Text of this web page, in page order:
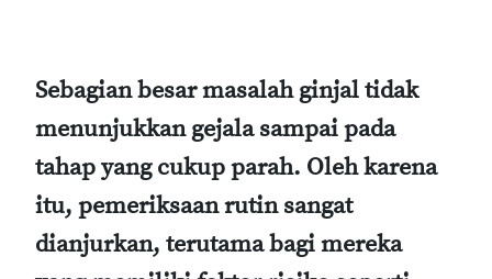
Sebagian besar masalah ginjal tidak
menunjukkan gejala sampai pada
tahap yang cukup parah. Oleh karena
itu, pemeriksaan rutin sangat
dianjurkan, terutama bagi mereka